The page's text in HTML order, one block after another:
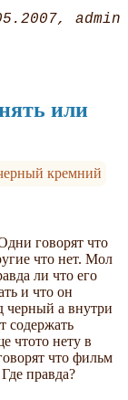
admin
или
кремний
говорят что
что нет. Мол
ли что его
и что он
черный а внутри
содержать
чтото нету в
что фильм
правда?